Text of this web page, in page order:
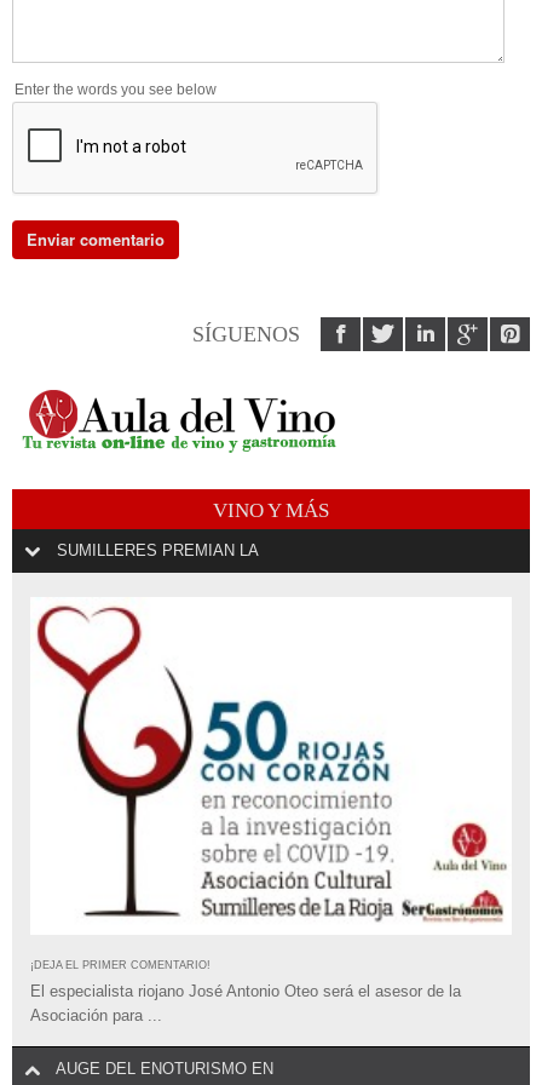
Enter the words you see below
SÍGUENOS
VINO Y MÁS
SUMILLERES PREMIAN LA
¡DEJA EL PRIMER COMENTARIO!
El especialista riojano José Antonio Oteo será el asesor de la
Asociación para ...
AUGE DEL ENOTURISMO EN